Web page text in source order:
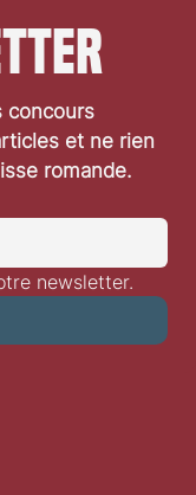
concours
et ne rien
romande.
newsletter.